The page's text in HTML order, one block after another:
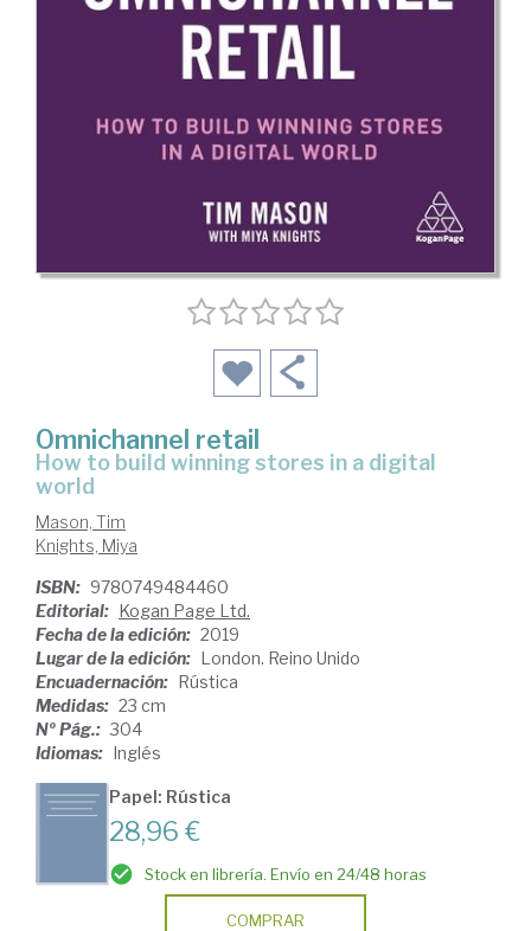
Omnichannel retail
how to build winning stores in a digital
world
Mason, Tim
Knights, Miya
ISBN: 9780749484460
Editorial: Kogan Page Ltd.
Fecha de la edición: 2019
Lugar de la edición: London. Reino Unido
Encuadernación: Rústica
Medidas: 23 cm
Nº Pág.: 304
Idiomas: Inglés
Papel: Rústica
28,96 €
Stock en librería. Envío en 24/48 horas
COMPRAR